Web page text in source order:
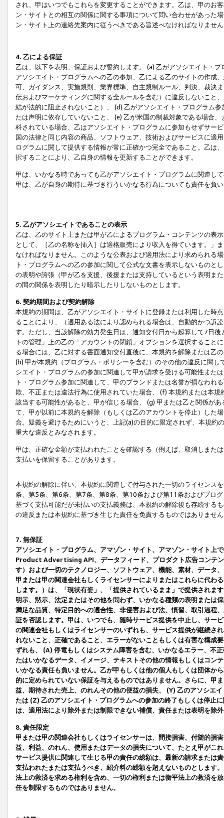
され、甲はいつでもこれらを変更することができます。乙は、甲のお
ン・サイトとの相互の関係に関する事項について問い合わせがあった
ン・サイト上の連絡先案内に従うべきである旨述べなければなりませ
4. 乙による保証
乙は、以下を表明、保証および誓約します。 (a) 乙がアソシエイト・
アソシエイト・プログラムへの乙の参加、乙による乙のサイトの作成
可、ガイダンス、実施規則、業界標準、自主規制ルール、判決、裁決
伝およびマーケティングに関する全ルールを含む）に違反しないこと
結が法的に阻止されないこと）、 (d) 乙がアソシエイト・プログラム
たは声明に依存していないこと、 (e) 乙が米国の制裁対象である場合
科されている場合、乙はアソシエイト・プログラムに参加もせずサー
国の法律と同じ内容の商品、ソフトウェア、技術およびサービスに適
ログラムに関して提供する情報が常に正確かつ完全であること。乙は
択することにより、乙自身の情報を更新することができます。
甲は、いかなる時であっても乙がアソシエイト・プログラムに関連し
甲は、乙が自身の期待に基づき行ういかなる行為についても責任を負
5. 乙がアソシエイトであることの表示
乙は、乙のサイト上または甲が乙によるプログラム・コンテンツの表
として、［乙の名称を挿入］は適格販売により収入を得ています。」
なければなりません。このような公表および適用法により求められる
ト・プログラムへの乙の参加に関して公式な文書を表示しないもの
の表明や誇張（甲が乙を支援、後援または支持しているという表明ま
の間の関係を表明したり暗示したりしないものとします。
6. 契約期間および契約解除
本規約の期間は、乙がアソシエイト・サイトに登録または利用した時
ることにより、（適用ある法により認められる場合は、自動的かつ訴
す。ただし、当該解除の効力発生日は、通知交付日から起算して7日
トの管理」上の乙の「アカウントの閉鎖」オプションを選択するこ
る場合には、乙に対する書面通知交付直後に、本規約を解除または乙
(b) 甲が本規約（プログラム・ポリシーを含む）のその他の違反に関
シエイト・プログラムの参加に関連して甲が請求を受ける可能性また
ト・プログラム参加に関連して、甲のブランドまたは名誉が損なわれ
欺、不正または違法行為に使用されていた場合、 (f) 本規約または本
該当する可能性があると、甲が信じる場合、 (g) 甲または乙と関係が
て、甲が以前に本規約を解除（もしくは乙のアカウントを停止）した
合。疑義を避けるためにいうと、上記(a)の目的に限定されず、本規
重大な違反とみなされます。
甲は、正確な金額が支払われたことを確認する（例えば、取消しまた
支払いを保留することがあります。
本規約の解除に伴い、本規約に関連して付与された一切のライセンス
条、第5条、第6条、第7条、第8条、第10条および第11条およびプロ
基づく支払可能だが未払いの支払義務は、本規約の解除後も存続する
の違反または本規約に基づき生じた責任を免責するものではありませ
7. 無保証
アソシエイト・プログラム、アマゾン・サイト、アマゾン・サイト上
Product Advertising API、データフィード、プロダクト広告コンテ
す）および一切のテクノロジー、ソフトウェア、機能、素材、データ
甲または甲の関連会社もしくライセンサーによりまたはこれらに代わ
します。）は、「現状有姿」、「提供されているまま」で提供されま
明示、黙示、法定またはその他を問わず、いかなる種類の表明または
満足な品質、特定目的への適合性、非侵害および法、慣習、取引過程
証を否認します。甲は、いつでも、随時サービス提供を中止し、サー
の関連会社もしくはライセンサーのいずれも、サービス提供が継続さ
れないこと、正確であること、エラーがないこともしくは有害な構成
ずれも、 (A) 停電もしくはシステム障害を含む、いかなるエラー、不
たはいかなるデータ、イメージ、テキストその他の情報もしくはコン
いかなる責任も負いません。乙が甲もしくは他の個人もしくは団体か
的に定められていない保証を与えるものではありません。さらに、甲
益、期待された売上、のれんその他の便益の損失、 (Y) 乙のアソシエ
たは (Z) 乙のアソシエイト・プログラムへの参加の終了もしくは停止
は、適用法により除外または制限できない補償、責任または表明を除
8. 責任限定
甲または甲の関連会社もしくはライセンサーは、間接損害、付随的損
益、利益、のれん、使用またはデータの損失について、たとえ甲がこ
サービス提供に関連して生じる甲の責任の総額は、最新の請求または
支払われたまたは支払うべき、紹介料の総額を超えないものとします
法上の救済を求める権利を含め、一切の権利または衡平法上の救済を
任を制限するものではありません。